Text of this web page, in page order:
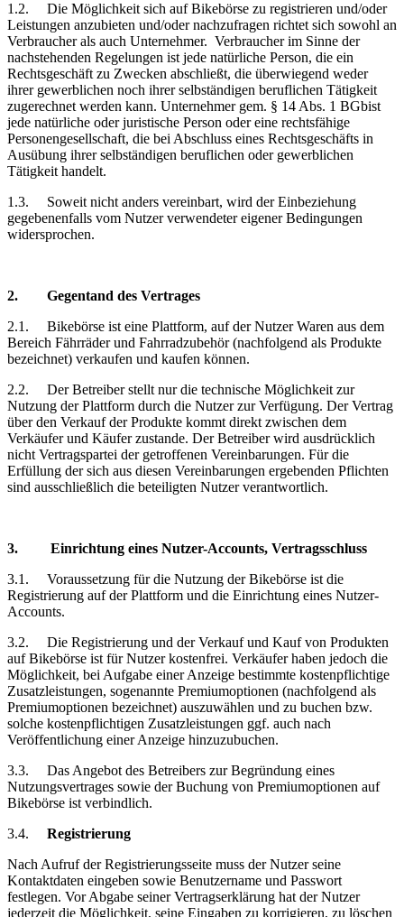
1.2.
Die Möglichkeit sich auf Bikebörse zu registrieren und/oder
Leistungen anzubieten und/oder nachzufragen richtet sich sowohl an
Verbraucher als auch Unternehmer. Verbraucher im Sinne der
nachstehenden Regelungen ist jede natürliche Person, die ein
Rechtsgeschäft zu Zwecken abschließt, die überwiegend weder
ihrer gewerblichen noch ihrer selbständigen beruflichen Tätigkeit
zugerechnet werden kann. Unternehmer gem. § 14 Abs. 1 BGbist
jede natürliche oder juristische Person oder eine rechtsfähige
Personengesellschaft, die bei Abschluss eines Rechtsgeschäfts in
Ausübung ihrer selbständigen beruflichen oder gewerblichen
Tätigkeit handelt.
1.3.
Soweit nicht anders vereinbart, wird der Einbeziehung
gegebenenfalls vom Nutzer verwendeter eigener Bedingungen
widersprochen.
2. Gegentand des Vertrages
2.1.
Bikebörse ist eine Plattform, auf der Nutzer Waren aus dem
Bereich Fährräder und Fahrradzubehör (nachfolgend als Produkte
bezeichnet) verkaufen und kaufen können.
2.2.
Der Betreiber stellt nur die technische Möglichkeit zur
Nutzung der Plattform durch die Nutzer zur Verfügung. Der Vertrag
über den Verkauf der Produkte kommt direkt zwischen dem
Verkäufer und Käufer zustande. Der Betreiber wird ausdrücklich
nicht Vertragspartei der getroffenen Vereinbarungen. Für die
Erfüllung der sich aus diesen Vereinbarungen ergebenden Pflichten
sind ausschließlich die beteiligten Nutzer verantwortlich.
3. Einrichtung eines Nutzer-Accounts, Vertragsschluss
3.1.
Voraussetzung für die Nutzung der Bikebörse ist die
Registrierung auf der Plattform und die Einrichtung eines Nutzer-
Accounts.
3.2.
Die Registrierung und der Verkauf und Kauf von Produkten
auf Bikebörse ist für Nutzer kostenfrei. Verkäufer haben jedoch die
Möglichkeit, bei Aufgabe einer Anzeige bestimmte kostenpflichtige
Zusatzleistungen, sogenannte Premiumoptionen (nachfolgend als
Premiumoptionen bezeichnet) auszuwählen und zu buchen bzw.
solche kostenpflichtigen Zusatzleistungen ggf. auch nach
Veröffentlichung einer Anzeige hinzuzubuchen.
3.3.
Das Angebot des Betreibers zur Begründung eines
Nutzungsvertrages sowie der Buchung von Premiumoptionen auf
Bikebörse ist verbindlich.
3.4.
Registrierung
Nach Aufruf der Registrierungsseite muss der Nutzer seine
Kontaktdaten eingeben sowie Benutzername und Passwort
festlegen. Vor Abgabe seiner Vertragserklärung hat der Nutzer
jederzeit die Möglichkeit, seine Eingaben zu korrigieren, zu löschen